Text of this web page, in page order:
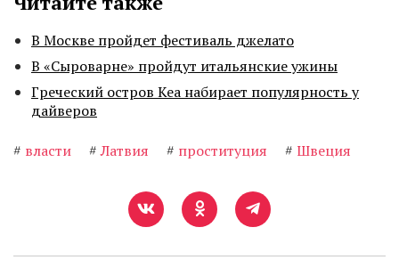
В Москве пройдет фестиваль джелато
В «Сыроварне» пройдут итальянские ужины
Греческий остров Кеа набирает популярность у
дайверов
# власти # Латвия # проституция # Швеция